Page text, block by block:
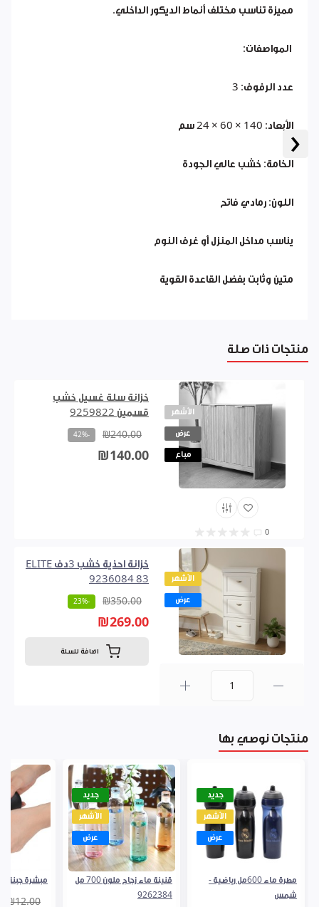
‹
مميزة تناسب مختلف أنماط الديكور الداخلي.
المواصفات:
عدد الرفوف: 3
الأبعاد: 140 × 60 × 24 سم
الخامة: خشب عالي الجودة
اللون: رمادي فاتح
يناسب مداخل المنزل أو غرف النوم
متين وثابت بفضل القاعدة القوية
منتجات ذات صلة
الأشهر
عرض
مباع
0
خزانة سلة غسيل خشب
قسمين 9259822
₪240.00
-42%
₪140.00
الأشهر
عرض
خزانة احذية خشب 3دف ELITE
9236084 83
₪350.00
-23%
₪269.00
اضافة للسلة
منتجات نوصي بها
جديد
الأشهر
عرض
مطرة ماء 600مل رياضية -
شمس
جديد
الأشهر
عرض
قنينة ماء زجاج ملون 700 مل
9262384
مبشرة جبنة لف
₪12.00